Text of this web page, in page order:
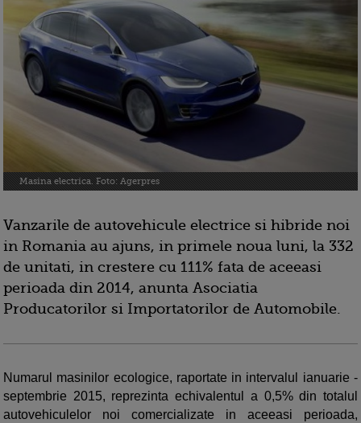
Masina electrica. Foto: Agerpres
Vanzarile de autovehicule electrice si hibride noi
in Romania au ajuns, in primele noua luni, la 332
de unitati, in crestere cu 111% fata de aceeasi
perioada din 2014, anunta Asociatia
Producatorilor si Importatorilor de Automobile.
Numarul masinilor ecologice, raportate in intervalul ianuarie -
septembrie 2015, reprezinta echivalentul a 0,5% din totalul
autovehiculelor noi comercializate in aceeasi perioada,